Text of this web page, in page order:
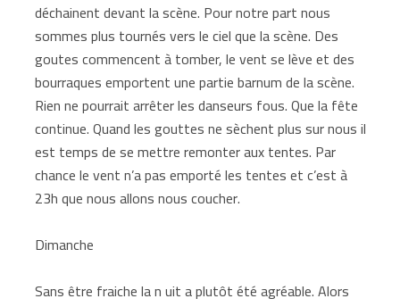
déchainent devant la scène. Pour notre part nous
sommes plus tournés vers le ciel que la scène. Des
goutes commencent à tomber, le vent se lève et des
bourraques emportent une partie barnum de la scène.
Rien ne pourrait arrêter les danseurs fous. Que la fête
continue. Quand les gouttes ne sèchent plus sur nous il
est temps de se mettre remonter aux tentes. Par
chance le vent n’a pas emporté les tentes et c’est à
23h que nous allons nous coucher.
Dimanche
Sans être fraiche la n uit a plutôt été agréable. Alors